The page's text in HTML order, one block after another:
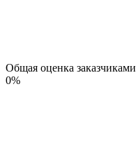
Общая оценка заказчиками
0%